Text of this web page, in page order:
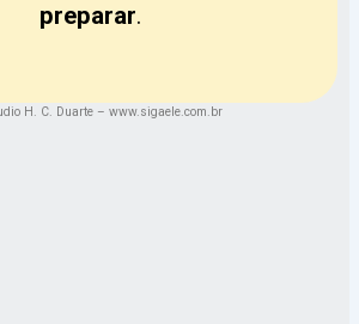
preparar.
H. C. Duarte – www.sigaele.com.br